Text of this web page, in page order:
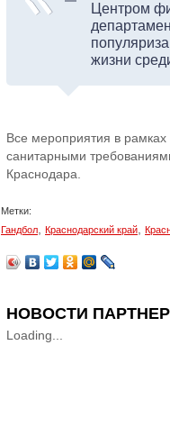
Центром
жизни
Все мероприятия в рамках
санитарными
Краснодара.
Метки:
Гандбол
Краснодарский край
НОВОСТИ
Loading...